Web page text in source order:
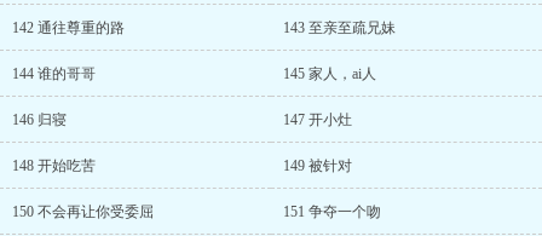
142 通往尊重的路 143 至亲至疏兄妹
144 谁的哥哥 145 家人，ai人
146 归寝 147 开小灶
148 开始吃苦 149 被针对
150 不会再让你受委屈 151 争夺一个吻